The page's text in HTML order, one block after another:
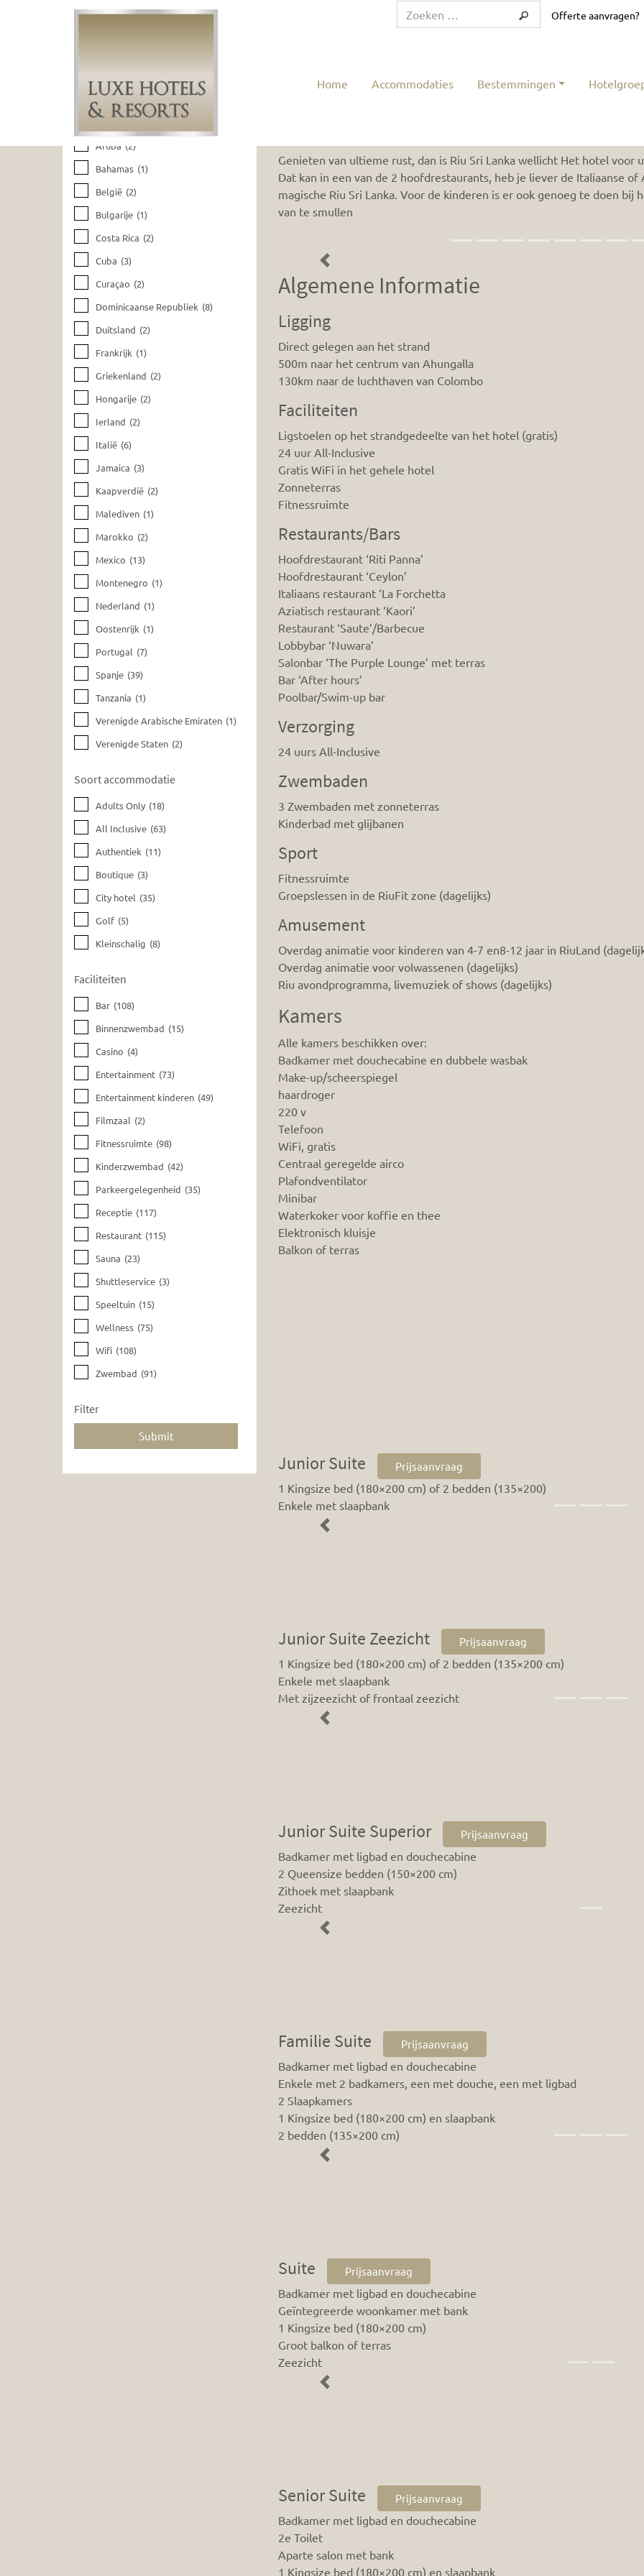
Offerte aanvragen?
Home Accommodaties Bestemmingen
Bestemmingen
Aruba (2)
Bahamas (1)
België (2)
Bulgarije (1)
Costa Rica (2)
Cuba (3)
Curaçao (2)
Dominicaanse Republiek (8)
Duitsland (2)
Frankrijk (1)
Griekenland (2)
Hongarije (2)
Ierland (2)
Italië (6)
Jamaica (3)
Kaapverdië (2)
Malediven (1)
Marokko (2)
Mexico (13)
Montenegro (1)
Nederland (1)
Oostenrijk (1)
Portugal (7)
Spanje (39)
Tanzania (1)
Verenigde Arabische Emiraten (1)
Verenigde Staten (2)
Soort accommodatie
Adults Only (18)
All Inclusive (63)
Authentiek (11)
Boutique (3)
City hotel (35)
Golf (5)
Kleinschalig (8)
Faciliteiten
Bar (108)
Binnenzwembad (15)
Casino (4)
Entertainment (73)
Entertainment kinderen (49)
Filmzaal (2)
Fitnessruimte (98)
Kinderzwembad (42)
Parkeergelegenheid (35)
Receptie (117)
Restaurant (115)
Sauna (23)
Shuttleservice (3)
Speeltuin (15)
Wellness (75)
Wifi (108)
Zwembad (91)
Filter
Genieten van ultieme rust, dan is Riu Sri Lanka wellicht Het hotel voor
Dat kan in een van de 2 hoofdrestaurants, heb je liever de Italiaanse
magische Riu Sri Lanka. Voor de kinderen is er ook genoeg te doen
van te smullen
Previous
Algemene Informatie
Ligging
Direct gelegen aan het strand
500m naar het centrum van Ahungalla
130km naar de luchthaven van Colombo
Faciliteiten
Ligstoelen op het strandgedeelte van het hotel (gratis)
24 uur All-Inclusive
Gratis WiFi in het gehele hotel
Zonneterras
Fitnessruimte
Restaurants/Bars
Hoofdrestaurant ‘Riti Panna’
Hoofdrestaurant ‘Ceylon’
Italiaans restaurant ‘La Forchetta
Aziatisch restaurant ‘Kaori’
Restaurant ‘Saute’/Barbecue
Lobbybar ‘Nuwara’
Salonbar ‘The Purple Lounge’ met terras
Bar ‘After hours’
Poolbar/Swim-up bar
Verzorging
24 uurs All-Inclusive
Zwembaden
3 Zwembaden met zonneterras
Kinderbad met glijbanen
Sport
Fitnessruimte
Groepslessen in de RiuFit zone (dagelijks)
Amusement
Overdag animatie voor kinderen van 4-7 en8-12 jaar in RiuLand
Overdag animatie voor volwassenen (dagelijks)
Riu avondprogramma, livemuziek of shows (dagelijks)
Kamers
Alle kamers beschikken over:
Badkamer met douchecabine en dubbele wasbak
Make-up/scheerspiegel
haardroger
220 v
Telefoon
WiFi, gratis
Centraal geregelde airco
Plafondventilator
Minibar
Waterkoker voor koffie en thee
Elektronisch kluisje
Balkon of terras
Junior Suite Prijsaanvraag
1 Kingsize bed (180×200 cm) of 2 bedden (135×200)
Enkele met slaapbank
Previous
Junior Suite Zeezicht Prijsaanvraag
1 Kingsize bed (180×200 cm) of 2 bedden (135×200 cm)
Enkele met slaapbank
Met zijzeezicht of frontaal zeezicht
Previous
Junior Suite Superior Prijsaanvraag
Badkamer met ligbad en douchecabine
2 Queensize bedden (150×200 cm)
Zithoek met slaapbank
Zeezicht
Previous
Familie Suite Prijsaanvraag
Badkamer met ligbad en douchecabine
Enkele met 2 badkamers, een met douche, een met ligbad
2 Slaapkamers
1 Kingsize bed (180×200 cm) en slaapbank
2 bedden (135×200 cm)
Previous
Suite Prijsaanvraag
Badkamer met ligbad en douchecabine
Geïntegreerde woonkamer met bank
1 Kingsize bed (180×200 cm)
Groot balkon of terras
Zeezicht
Previous
Senior Suite Prijsaanvraag
Badkamer met ligbad en douchecabine
2e Toilet
Aparte salon met bank
1 Kingsize bed (180×200 cm) en slaapbank